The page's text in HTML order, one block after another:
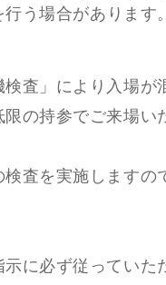
う場合がありま
検査」により入場
限の持参でご来場
査を実施します
に必ず従っていた